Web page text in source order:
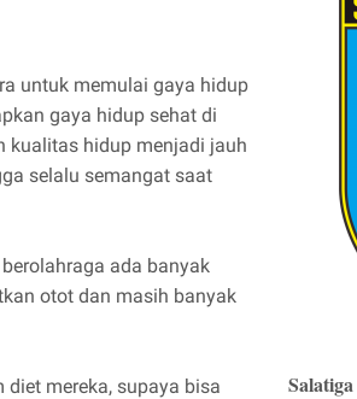
untuk memulai gaya hidup
gaya hidup sehat di
kualitas hidup menjadi jauh
selalu semangat saat
ada banyak
otot dan masih banyak
mereka, supaya bisa
Salatiga